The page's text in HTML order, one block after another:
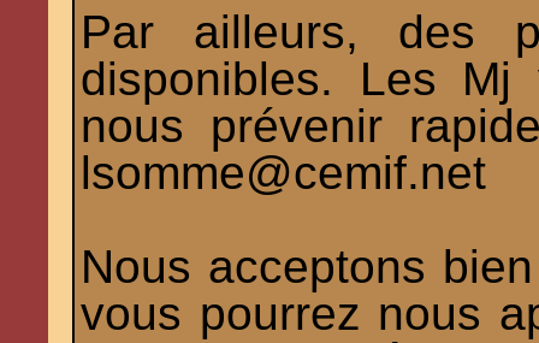
Par ailleurs, des
disponibles. Les
nous prévenir
lsomme@cemif.net
Nous acceptons
vous pourrez nous